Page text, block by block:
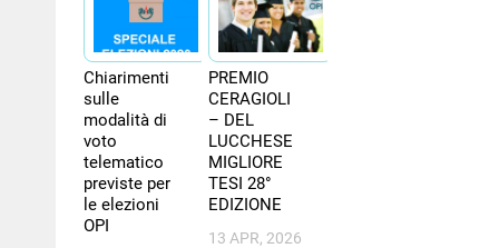
Chiarimenti
sulle
modalità di
voto
telematico
previste per
le elezioni
OPI
PREMIO
CERAGIOLI
– DEL
LUCCHESE
MIGLIORE
TESI 28°
EDIZIONE
13 APR, 2026